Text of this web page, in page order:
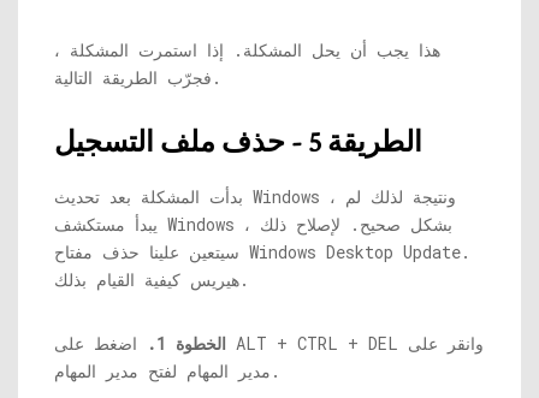
هذا يجب أن يحل المشكلة. إذا استمرت المشكلة ،
فجرّب الطريقة التالية.
الطريقة 5 - حذف ملف التسجيل
بدأت المشكلة بعد تحديث Windows ، ونتيجة لذلك لم
يبدأ مستكشف Windows بشكل صحيح. لإصلاح ذلك ،
سيتعين علينا حذف مفتاح Windows Desktop Update.
هيريس كيفية القيام بذلك.
الخطوة 1.
اضغط على ALT + CTRL + DEL وانقر على
مدير المهام لفتح مدير المهام.